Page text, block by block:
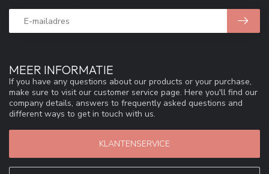
MEER INFORMATIE
If you have any questions about our products or your purchase,
make sure to visit our customer service page. Here you'll find our
company details, answers to frequently asked questions and
different ways to get in touch with us.
KLANTENSERVICE